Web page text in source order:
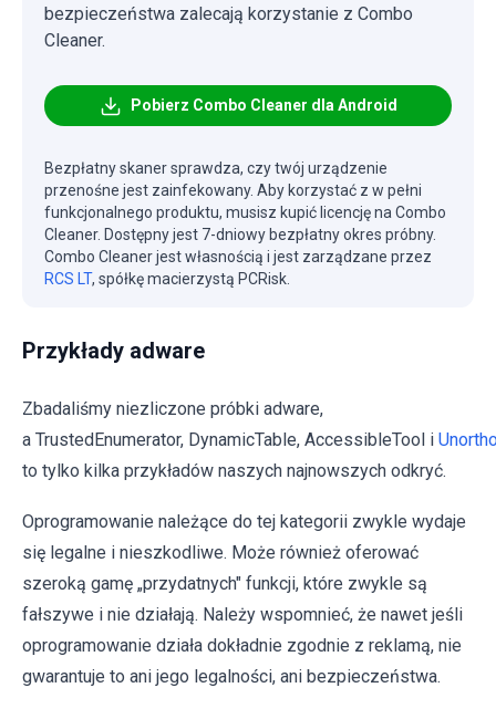
bezpieczeństwa zalecają korzystanie z Combo
Cleaner.
Pobierz Combo Cleaner dla Android
Bezpłatny skaner sprawdza, czy twój urządzenie
przenośne jest zainfekowany. Aby korzystać z w pełni
funkcjonalnego produktu, musisz kupić licencję na Combo
Cleaner. Dostępny jest 7-dniowy bezpłatny okres próbny.
Combo Cleaner jest własnością i jest zarządzane przez
RCS LT, spółkę macierzystą PCRisk.
Przykłady adware
Zbadaliśmy niezliczone próbki adware,
a TrustedEnumerator, DynamicTable, AccessibleTool i
to tylko kilka przykładów naszych najnowszych odkryć.
Oprogramowanie należące do tej kategorii zwykle wydaje
się legalne i nieszkodliwe. Może również oferować
szeroką gamę „przydatnych" funkcji, które zwykle są
fałszywe i nie działają. Należy wspomnieć, że nawet jeśli
oprogramowanie działa dokładnie zgodnie z reklamą, nie
gwarantuje to ani jego legalności, ani bezpieczeństwa.